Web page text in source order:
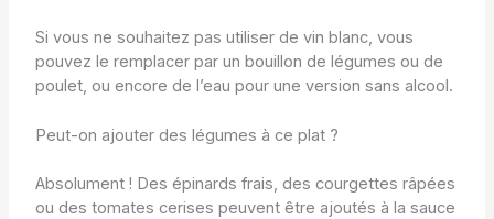
Si vous ne souhaitez pas utiliser de vin blanc, vous
pouvez le remplacer par un bouillon de légumes ou de
poulet, ou encore de l’eau pour une version sans alcool.
Peut-on ajouter des légumes à ce plat ?
Absolument ! Des épinards frais, des courgettes râpées
ou des tomates cerises peuvent être ajoutés à la sauce